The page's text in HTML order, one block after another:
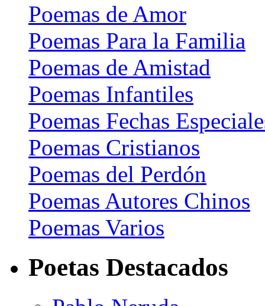
Poemas de Amor
Poemas Para la Familia
Poemas de Amistad
Poemas Infantiles
Poemas Fechas
Poemas Cristianos
Poemas del Perdón
Poemas Autores Chinos
Poemas Varios
Poetas Destacados